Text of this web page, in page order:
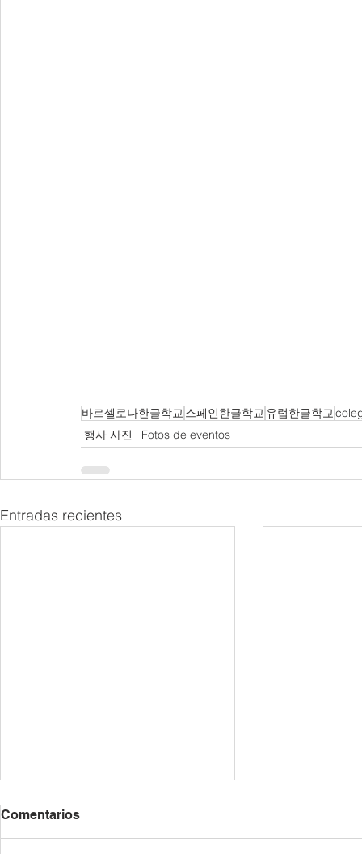
바르셀로나한글학교 스페인한글학교 유럽한글학교
행사 사진 | Fotos de eventos
Entradas recientes
Comentarios